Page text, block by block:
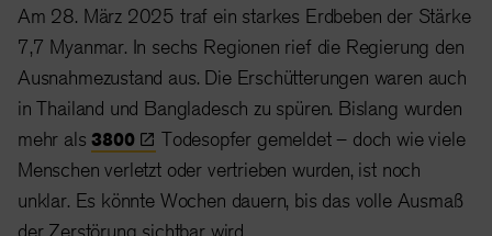
Am 28. März 2025 traf ein starkes Erdbeben der Stärke
7,7 Myanmar. In sechs Regionen rief die Regierung den
Ausnahmezustand aus. Die Erschütterungen waren auch
in Thailand und Bangladesch zu spüren. Bislang wurden
mehr als3800
Todesopfer gemeldet – doch wie viele
Menschen verletzt oder vertrieben wurden, ist noch
unklar. Es könnte Wochen dauern, bis das volle Ausmaß
der Zerstörung sichtbar wird.